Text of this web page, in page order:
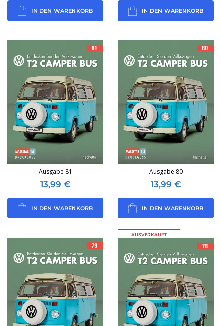
IN DEN WARENKORB IN DEN WARENKORB
Ausgabe 81
13,99 €
IN DEN WARENKORB
Ausgabe 80
13,99 €
IN DEN WARENKORB
AUSVERKAUFT